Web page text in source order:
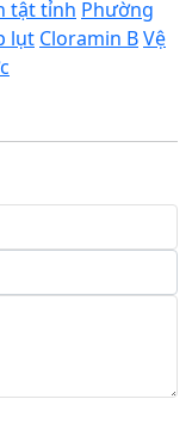
tật tỉnh Phường
lụt Cloramin BVệ